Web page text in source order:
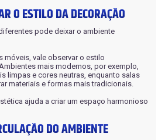
O ESTILO DA DECORAÇÃO
pode deixar o ambiente
móveis, vale observar o estilo
mais modernos, por exemplo,
limpas e cores neutras, enquanto salas
materiais e formas mais tradicionais.
ajuda a criar um espaço harmonioso
DO AMBIENTE